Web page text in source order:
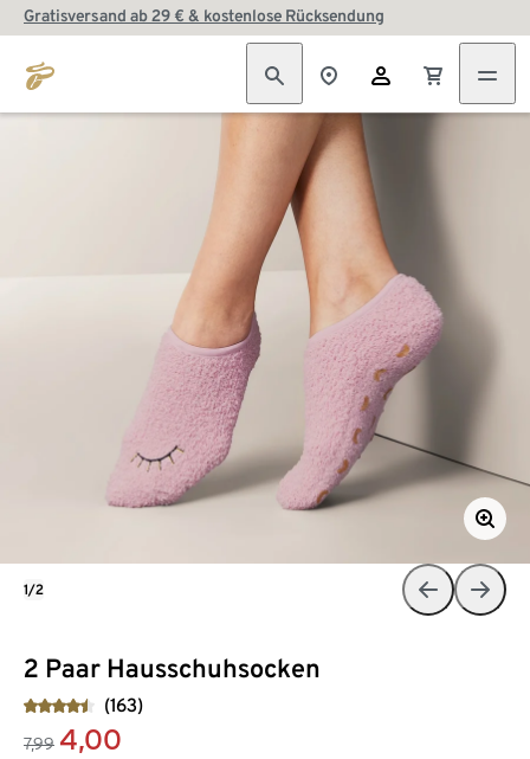
Gratisversand ab 29 € & kostenlose Rücksendung
2 Paar Hausschuhsocken
(163)
7,99 4,00
1/2